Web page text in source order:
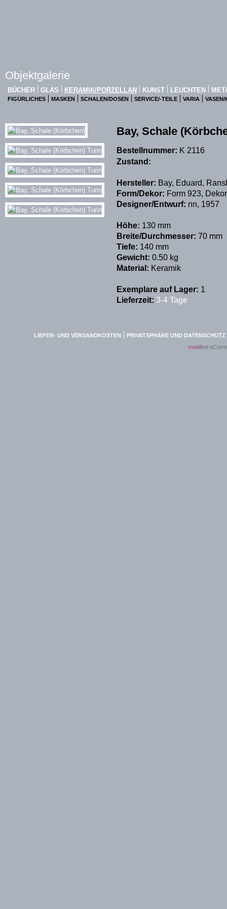
Objektgalerie
BÜCHER GLAS KERAMIK/PORZELLAN
FIGÜRLICHES MASKEN SCHALEN/DOSEN SERVICE/-TEILE VARIA VASEN/
KUNST LEUCHTEN
Bay, Schale
Bestellnummer: K 2116
Zustand:
Hersteller: Bay, Eduard,
Form/Dekor: Form 923,
Designer/Entwurf: nn, 1957
Höhe: 130 mm
Breite/Durchmesser: 70 mm
Tiefe: 140 mm
Gewicht: 0.50 kg
Material: Keramik
Exemplare auf Lager: 1
Lieferzeit: 3-4 Tage
LIEFER- UND VERSANDKOSTEN
PRIVATSPHÄRE UND DATENSCHUTZ
modified